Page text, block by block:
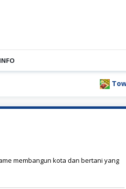
INFO
Township
membangun kota dan bertani yang